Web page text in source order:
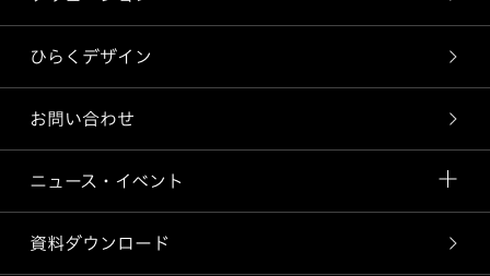
ひらくデザイン
お問い合わせ
ニュース・イベント
資料ダウンロード